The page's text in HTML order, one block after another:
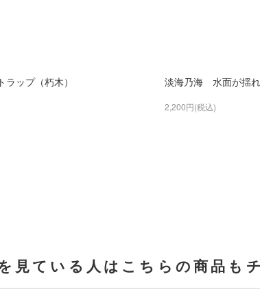
ップ（朽木） 淡海乃海 水面が揺
2,200円(税込)
見ている人はこちらの商品も